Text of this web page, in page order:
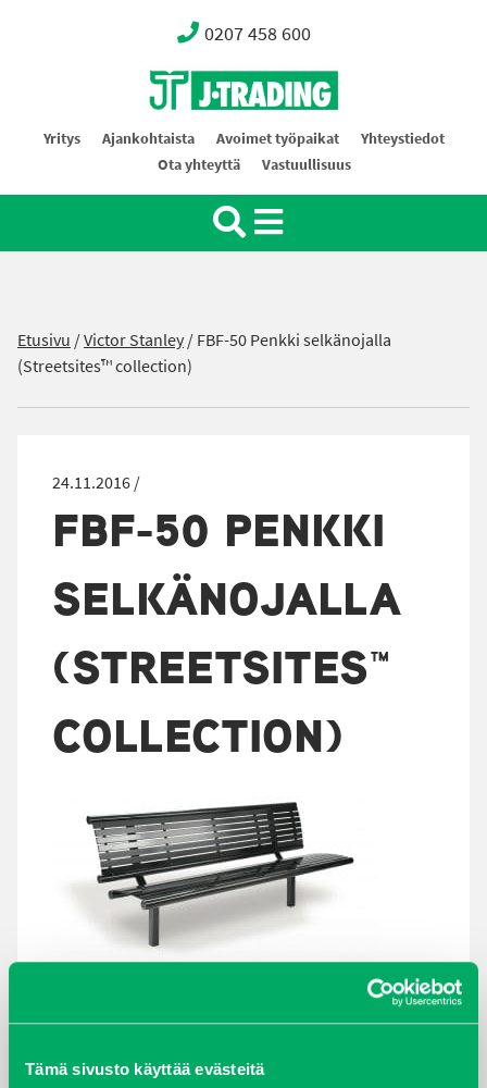
Tämä sivusto käyttää evästeitä
0207 458 600
Oy J-Trading Ab
Yritys Ajankohtaista Avoimet työpaikat
Yhteystiedot
Ota yhteyttä
Vastuullisuus
Etusivu /Victor Stanley/FBF-50 Penkki selkänojalla
(Streetsites™ collection)
24.11.2016 /
FBF-50 PENKKI
SELKÄNOJALLA
(STREETSITES™
COLLECTION)